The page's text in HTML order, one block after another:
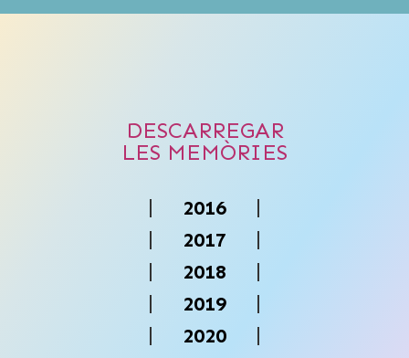
DESCARREGAR
LES MEMÒRIES
2016
2017
2018
2019
2020